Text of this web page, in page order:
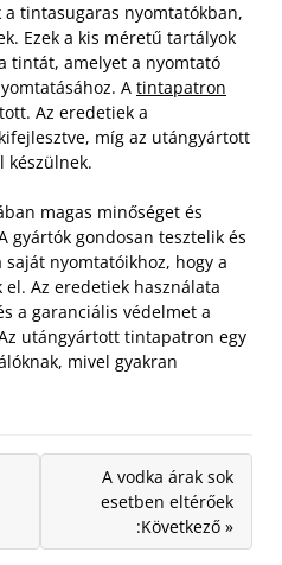
tintasugaras nyomtatókban,
Ezek a kis méretű tartályok
tintát, amelyet a nyomtató
A tintapatron
Az eredetiek a
míg az utángyártott
készülnek.
magas minőséget és
gyártók gondosan tesztelik és
nyomtatóikhoz, hogy a
Az eredetiek használata
a garanciális védelmet a
utángyártott tintapatron egy
mivel gyakran
A vodka árak sok
esetben eltérőek
:Következő »